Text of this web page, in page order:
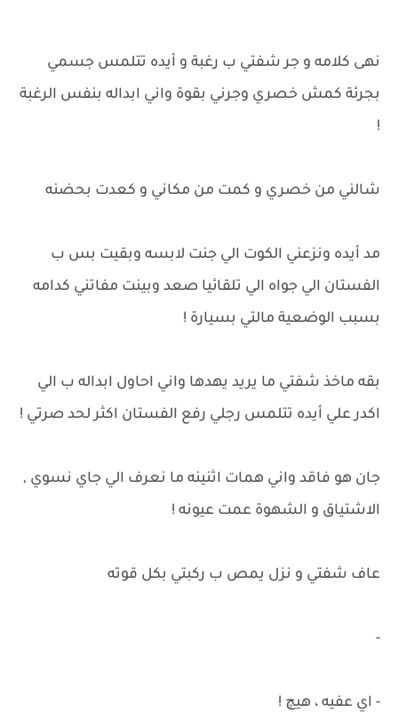
نهى كلامه و جر شفتي ب رغبة و أيده تتلمس جسمي
بجرئة كمش خصري وجرني بقوة واني ابداله بنفس الرغبة
!
شالني من خصري و كمت من مكاني و كعدت بحضنه
مد أيده ونزعني الكوت الي جنت لابسه وبقيت بس ب
الفستان الي جواه الي تلقائيا صعد وبينت مفاتني كدامه
بسبب الوضعية مالتي بسيارة !
بقه ماخذ شفتي ما يريد يهدها واني احاول ابداله ب الي
اكدر علي أيده تتلمس رجلي رفع الفستان اكثر لحد صرتي !
جان هو فاقد واني همات اثنينه ما نعرف الي جاي نسوي ,
الاشتياق و الشهوة عمت عيونه !
عاف شفتي و نزل يمص ب ركبتي بكل قوته
-
- اي عفيه ، هيچ !